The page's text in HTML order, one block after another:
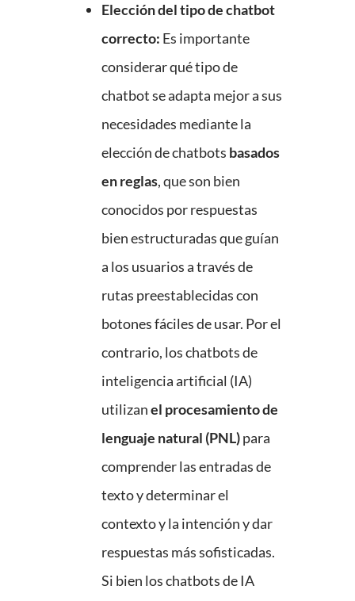
Elección del tipo de chatbot
correcto: Es importante
considerar qué tipo de
chatbot se adapta mejor a sus
necesidades mediante la
elección de chatbots basados
en reglas, que son bien
conocidos por respuestas
bien estructuradas que guían
a los usuarios a través de
rutas preestablecidas con
botones fáciles de usar. Por el
contrario, los chatbots de
inteligencia artificial (IA)
utilizanel procesamiento de
lenguaje natural (PNL)para
comprender las entradas de
texto y determinar el
contexto y la intención y dar
respuestas más sofisticadas.
Si bien los chatbots de IA